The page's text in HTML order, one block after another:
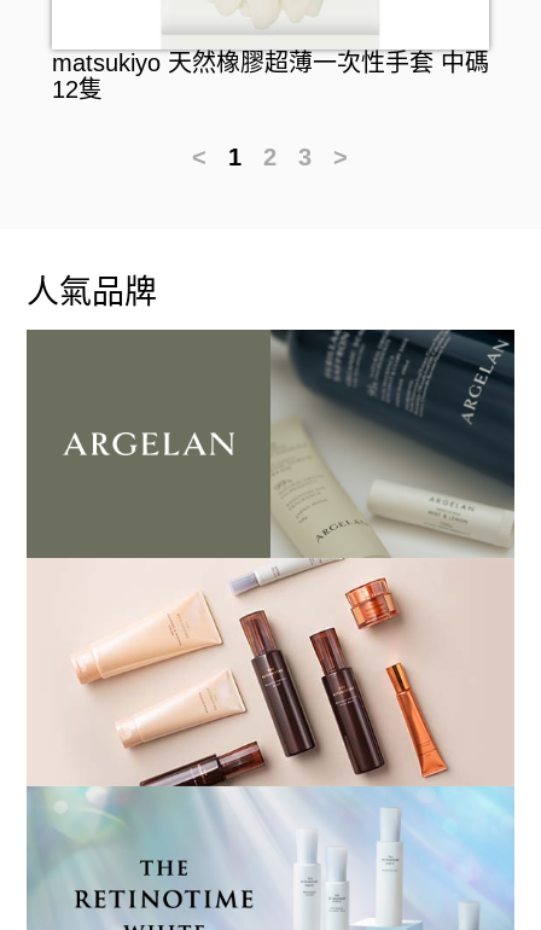
matsukiyo 天然橡膠超薄一次性手套 中碼
12隻
< 1 2 3 >
人氣品牌